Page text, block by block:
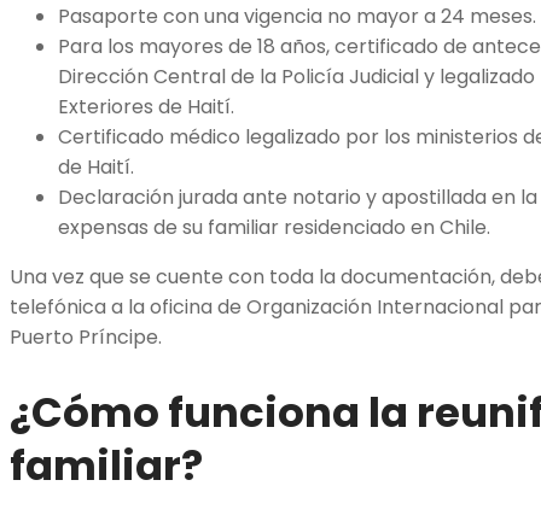
Pasaporte con una vigencia no mayor a 24 meses.
Para los mayores de 18 años, certificado de
Dirección Central de la Policía Judicial y
Exteriores de Haití.
Certificado médico legalizado por los ministerios
de Haití.
Declaración jurada ante notario y apostillada en
expensas de su familiar residenciado en Chile.
Una vez que se cuente con toda la documentación,
telefónica a la oficina de Organización Internacional
Puerto Príncipe.
¿Cómo funciona la
familiar?